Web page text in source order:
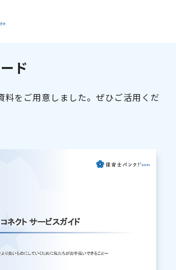
ド
料をご用意しました。ぜひご活用くだ